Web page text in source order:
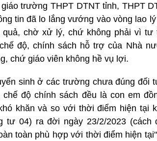
trường THPT DTNT tỉnh, THPT
tin đã lo lắng vướng vào vòng lao
quả, chờ xử lý, chứ không phải vì
độ, chính sách hỗ trợ của Nhà
chứ giáo viên không hề vụ lợi.
sinh ở các trường chưa đúng đối
độ chính sách đều là con em
khăn và so với thời điểm hiện tại
tư 04) ra đời ngày 23/2/2023
toàn phù hợp với thời điểm hiện